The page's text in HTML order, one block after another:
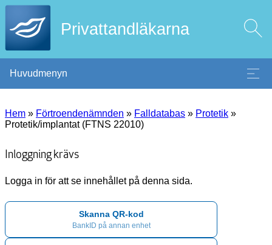
Privattandläkarna
Huvudmenyn
Hem » Förtroendenämnden » Falldatabas » Protetik »
Protetik/implantat (FTNS 22010)
Inloggning krävs
Logga in för att se innehållet på denna sida.
Skanna QR-kod
BankID på annan enhet